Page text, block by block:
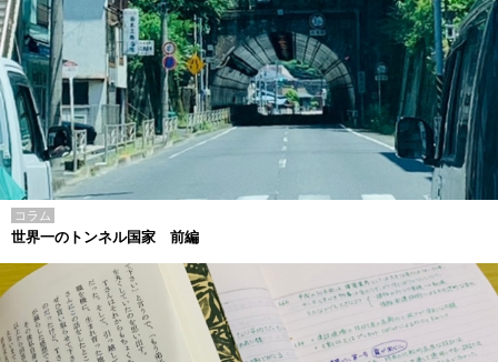
コラム
世界一のトンネル国家 前編